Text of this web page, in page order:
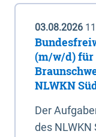
03.08.2026
(m/w/d) für
NLWKN
Der
des